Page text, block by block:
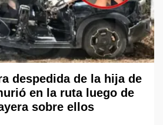
despedida de la hija de
en la ruta luego de
sobre ellos